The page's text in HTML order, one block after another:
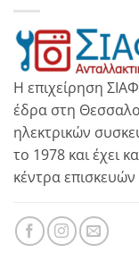
Η επιχείρηση
έδρα στη
ηλεκτρικών
το 1978 και έχει
κέντρα